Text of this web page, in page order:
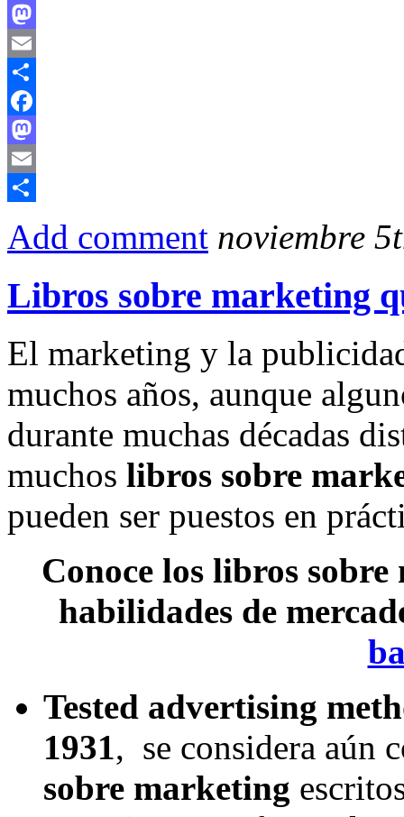
Facebook
Mastodon
Email
Compartir
Facebook
Mastodon
Email
Add comment noviembre
Libros sobre marketing
El marketing y la
muchos años, aunque
durante muchas décadas
muchos libros sobre
pueden ser puestos en
Conoce los libros
habilidades de
Tested advertising
1931, se considera aún
sobre marketing